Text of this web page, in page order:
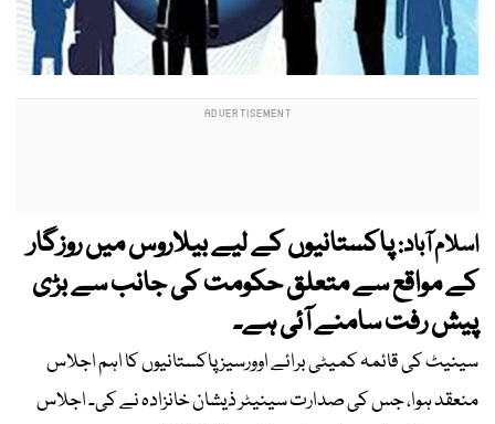
اسلام آباد:پاکستانیوں کے لیے بیلاروس میں روزگار
کے مواقع سے متعلق حکومت کی جانب سے بڑی
پیش رفت سامنے آئی ہے۔
سینیٹ کی قائمہ کمیٹی برائے اوورسیز پاکستانیوں کا اہم اجلاس
منعقد ہوا، جس کی صدارت سینیٹر ذیشان خانزادہ نے کی۔ اجلاس